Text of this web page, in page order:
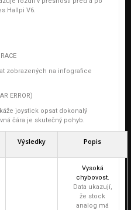
Hallpi V6.
zobrazených na infografice
ERROR)
joystick opsat dokonalý
čára je skutečný pohyb.
Výsledky Popis
Vysoká
chybovost.
Data ukazují,
že stock
analog má